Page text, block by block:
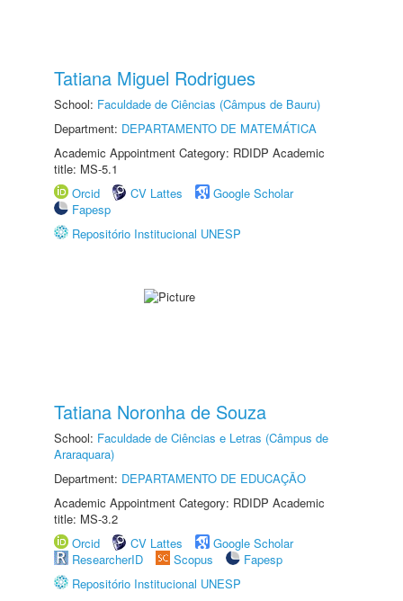
Tatiana Miguel Rodrigues
School: Faculdade de Ciências (Câmpus de Bauru)
Department: DEPARTAMENTO DE MATEMÁTICA
Academic Appointment Category: RDIDP Academic
title: MS-5.1
Orcid
CV Lattes
Google Scholar
Fapesp
Repositório Institucional UNESP
Tatiana Noronha de Souza
School: Faculdade de Ciências e Letras (Câmpus de
Araraquara)
Department: DEPARTAMENTO DE EDUCAÇÃO
Academic Appointment Category: RDIDP Academic
title: MS-3.2
Orcid
CV Lattes
Google Scholar
ResearcherID
Scopus
Fapesp
Repositório Institucional UNESP